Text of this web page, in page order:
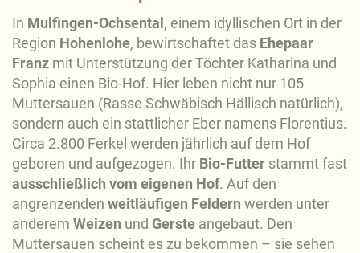
In Mulfingen-Ochsental, einem idyllischen Ort in der
Region Hohenlohe, bewirtschaftet das Ehepaar
Franz mit Unterstützung der Töchter Katharina und
Sophia einen Bio-Hof. Hier leben nicht nur 105
Muttersauen (Rasse Schwäbisch Hällisch natürlich),
sondern auch ein stattlicher Eber namens Florentius.
Circa 2.800 Ferkel werden jährlich auf dem Hof
geboren und aufgezogen. Ihr Bio-Futter stammt fast
ausschließlich vom eigenen Hof. Auf den
angrenzenden weitläufigen Feldern werden unter
anderem Weizen und Gerste angebaut. Den
Muttersauen scheint es zu bekommen – sie sehen